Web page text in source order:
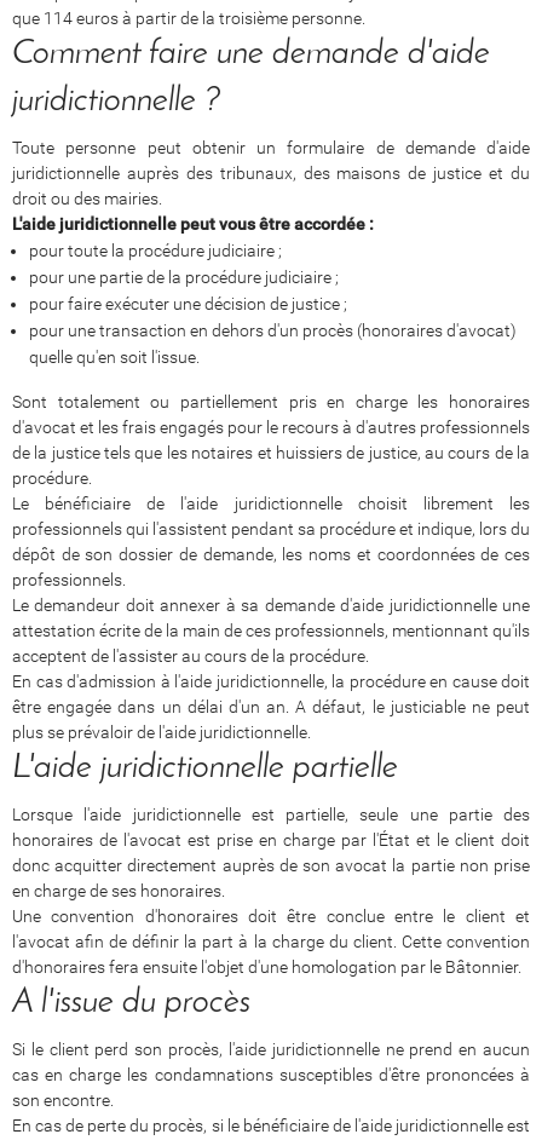
que 114 euros à partir de la troisième personne.
Comment faire une demande d'aide
juridictionnelle ?
Toute personne peut obtenir un formulaire de demande d'aide
juridictionnelle auprès des tribunaux, des maisons de justice et du
droit ou des mairies.
L'aide juridictionnelle peut vous être accordée :
pour toute la procédure judiciaire ;
pour une partie de la procédure judiciaire ;
pour faire exécuter une décision de justice ;
pour une transaction en dehors d'un procès (honoraires d'avocat)
quelle qu'en soit l'issue.
Sont totalement ou partiellement pris en charge les honoraires
d'avocat et les frais engagés pour le recours à d'autres professionnels
de la justice tels que les notaires et huissiers de justice, au cours de la
procédure.
Le bénéficiaire de l'aide juridictionnelle choisit librement les
professionnels qui l'assistent pendant sa procédure et indique, lors du
dépôt de son dossier de demande, les noms et coordonnées de ces
professionnels.
Le demandeur doit annexer à sa demande d'aide juridictionnelle une
attestation écrite de la main de ces professionnels, mentionnant qu'ils
acceptent de l'assister au cours de la procédure.
En cas d'admission à l'aide juridictionnelle, la procédure en cause doit
être engagée dans un délai d'un an. A défaut, le justiciable ne peut
plus se prévaloir de l'aide juridictionnelle.
L'aide juridictionnelle partielle
Lorsque l'aide juridictionnelle est partielle, seule une partie des
honoraires de l'avocat est prise en charge par l'État et le client doit
donc acquitter directement auprès de son avocat la partie non prise
en charge de ses honoraires.
Une convention d'honoraires doit être conclue entre le client et
l'avocat afin de définir la part à la charge du client. Cette convention
d'honoraires fera ensuite l'objet d'une homologation par le Bâtonnier.
A l'issue du procès
Si le client perd son procès, l'aide juridictionnelle ne prend en aucun
cas en charge les condamnations susceptibles d'être prononcées à
son encontre.
En cas de perte du procès, si le bénéficiaire de l'aide juridictionnelle est